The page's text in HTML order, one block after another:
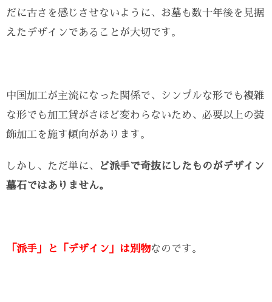
だに古さを感じさせないように、お墓も数十年後を見据
えたデザインであることが大切です。
中国加工が主流になった関係で、シンプルな形でも複雑
な形でも加工賃がさほど変わらないため、必要以上の装
飾加工を施す傾向があります。
しかし、ただ単に、
ど派手で奇抜にしたものがデザイン
墓石ではありません。
「派手」と「デザイン」は別物なのです。